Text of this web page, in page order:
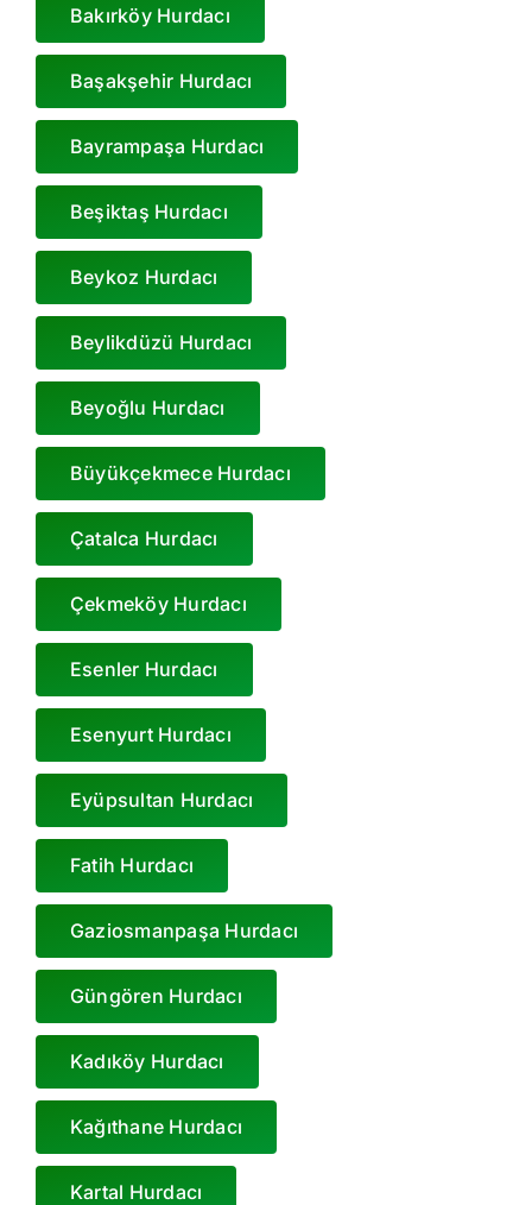
Bakırköy Hurdacı
Başakşehir Hurdacı
Bayrampaşa Hurdacı
Beşiktaş Hurdacı
Beykoz Hurdacı
Beylikdüzü Hurdacı
Beyoğlu Hurdacı
Büyükçekmece Hurdacı
Çatalca Hurdacı
Çekmeköy Hurdacı
Esenler Hurdacı
Esenyurt Hurdacı
Eyüpsultan Hurdacı
Fatih Hurdacı
Gaziosmanpaşa Hurdacı
Güngören Hurdacı
Kadıköy Hurdacı
Kağıthane Hurdacı
Kartal Hurdacı